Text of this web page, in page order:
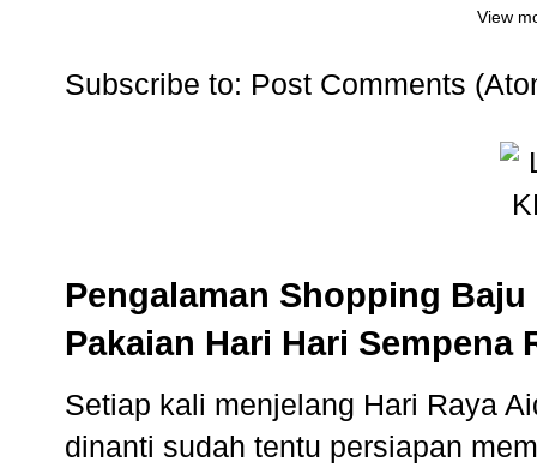
View
Subscribe to: Post Comments
Pengalaman Shopping
Pakaian Hari Hari Sempena
Setiap kali menjelang Hari Raya
dinanti sudah tentu persiapan